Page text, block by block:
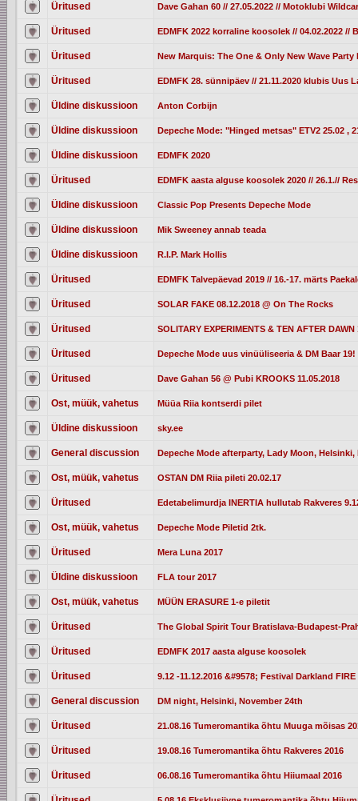
Üritused Dave Gahan 60 // 27.05.2022 // Motoklubi
Üritused EDMFK 2022 korraline koosolek // 04.02.2022 //
Üritused New Marquis: The One & Only New Wave Party
Üritused EDMFK 28. sünnipäev // 21.11.2020 klubis Uus
Üldine diskussioon Anton Corbijn
Üldine diskussioon Depeche Mode: "Hinged metsas" ETV2 25.02 ,
Üldine diskussioon EDMFK 2020
Üritused EDMFK aasta alguse koosolek 2020 // 26.1.//
Üldine diskussioon Classic Pop Presents Depeche Mode
Üldine diskussioon Mik Sweeney annab teada
Üldine diskussioon R.I.P. Mark Hollis
Üritused EDMFK Talvepäevad 2019 // 16.-17. märts
Üritused SOLAR FAKE 08.12.2018 @ On The Rocks
Üritused SOLITARY EXPERIMENTS & TEN AFTER
Üritused Depeche Mode uus vinüüliseeria & DM Baar 19!
Üritused Dave Gahan 56 @ Pubi KROOKS 11.05.2018
Ost, müük, vahetus Müüa Riia kontserdi pilet
Üldine diskussioon sky.ee
General discussion Depeche Mode afterparty, Lady Moon, Helsinki,
Ost, müük, vahetus OSTAN DM Riia pileti 20.02.17
Üritused Edetabelimurdja INERTIA hullutab Rakveres
Ost, müük, vahetus Depeche Mode Piletid 2tk.
Üritused Mera Luna 2017
Üldine diskussioon FLA tour 2017
Ost, müük, vahetus MÜÜN ERASURE 1-e piletit
Üritused The Global Spirit Tour Bratislava-Budapest-
Üritused EDMFK 2017 aasta alguse koosolek
Üritused 9.12 -11.12.2016 &#9578; Festival Darkland FIRE
General discussion DM night, Helsinki, November 24th
Üritused 21.08.16 Tumeromantika õhtu Muuga mõisas
Üritused 19.08.16 Tumeromantika õhtu Rakveres 2016
Üritused 06.08.16 Tumeromantika õhtu Hiiumaal 2016